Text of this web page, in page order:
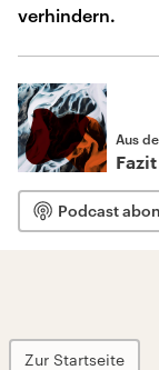
verhindern.
Aus
Fazit
Podcast
Zur Startseite